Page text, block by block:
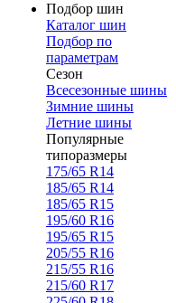
Подбор шин
Каталог шин
Подбор по
параметрам
Сезон
Всесезонные шины
Зимние шины
Летние шины
Популярные
типоразмеры
175/65 R14
185/65 R14
185/65 R15
195/60 R16
195/65 R15
205/55 R16
215/55 R16
215/60 R17